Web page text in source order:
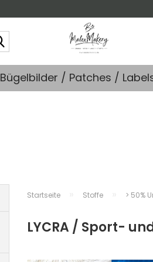
Bügelbilder / Patches /
Startseite Stoffe > 50%
LYCRA / Sport-